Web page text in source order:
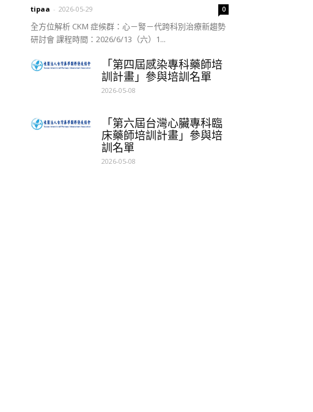
tipaa - 2026-05-29 0
全方位解析 CKM 症候群：心－腎－代跨科別治療新趨勢
研討會 課程時間：2026/6/13（六）1...
「第四屆感染專科藥師培
訓計畫」參與培訓名單
2026-05-08
「第六屆台灣心臟專科臨
床藥師培訓計畫」參與培
訓名單
2026-05-08